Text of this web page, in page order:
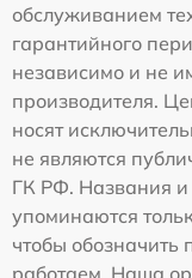
обслуживанием
гарантийного
независимо и не
производителя.
носят
не являются
ГК РФ. Названия и
упоминаются
чтобы обозначить
работаем. Наша